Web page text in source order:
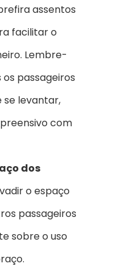
assentos
facilitar o
Lembre-
passageiros
se levantar,
com
dos
o espaço
passageiros
sobre o uso